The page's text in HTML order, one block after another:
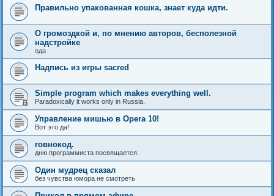
Правильно упакованная кошка, знает куда идти.
O громоздкой и, по мнению авторов, бесполезной
надстройке
ода
Надпись из игры sacred
Simple program which makes everything well.
Paradoxically it works only in Russia.
Управление мишью в Opera 10!
Вот это да!
говнокод.
дню программиста посвящается.
Один мудрец сказал
без чувства юмора не смотреть